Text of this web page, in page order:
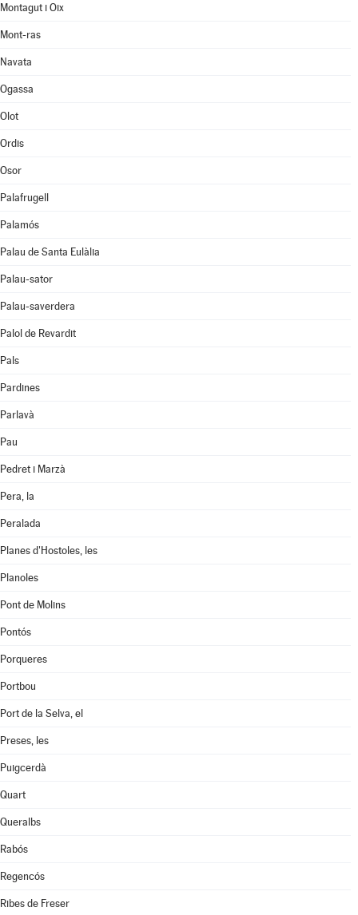
Montagut i Oix
Mont-ras
Navata
Ogassa
Olot
Ordis
Osor
Palafrugell
Palamós
Palau de Santa Eulàlia
Palau-sator
Palau-saverdera
Palol de Revardit
Pals
Pardines
Parlavà
Pau
Pedret i Marzà
Pera, la
Peralada
Planes d'Hostoles, les
Planoles
Pont de Molins
Pontós
Porqueres
Portbou
Port de la Selva, el
Preses, les
Puigcerdà
Quart
Queralbs
Rabós
Regencós
Ribes de Freser